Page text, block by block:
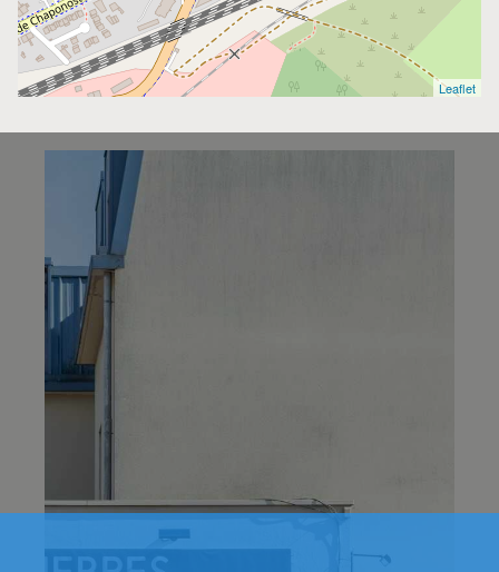
Leaflet